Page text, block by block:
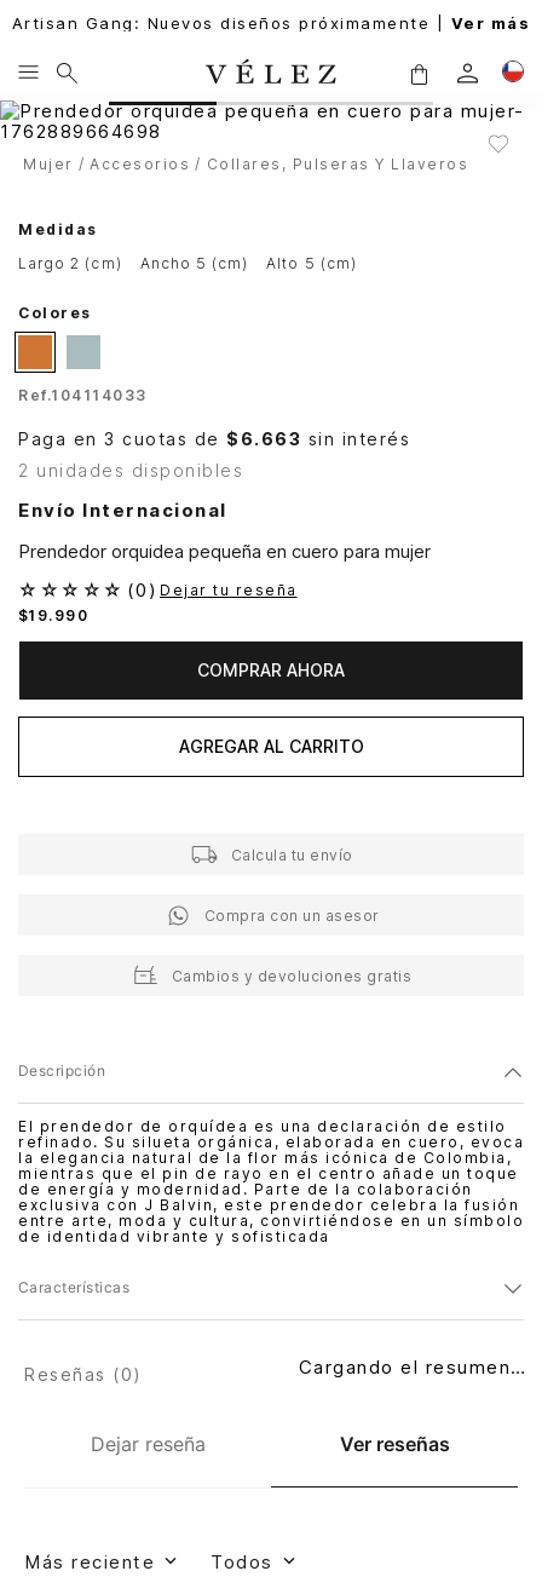
Artisan Gang: Nuevos diseños próximamente | Ver más
Mujer Accesorios Collares, Pulseras Y Llaveros
Medidas
largo 2 (cm)
ancho 5 (cm) alto 5 (cm)
Colores
Ref.104114033
Paga en 3 cuotas de $6.663 sin interés
2 unidades disponibles
Envío Internacional
Prendedor orquidea pequeña en cuero para mujer
☆ ☆ ☆ ☆ ☆ (0 ) Dejar tu reseña
$19. 990
COMPRAR AHORA
AGREGAR AL CARRITO
Calcula tu envío
Compra con un asesor
Cambios y devoluciones gratis
Descripción
El prendedor de orquídea es una declaración de estilo
refinado. Su silueta orgánica, elaborada en cuero, evoca
la elegancia natural de la flor más icónica de Colombia,
mientras que el pin de rayo en el centro añade un toque
de energía y modernidad. Parte de la colaboración
exclusiva con J Balvin, este prendedor celebra la fusión
entre arte, moda y cultura, convirtiéndose en un símbolo
de identidad vibrante y sofisticada
Características
Dejar reseña Ver reseñas
Reseñas (0) Cargando el resumen…
Más reciente Todos